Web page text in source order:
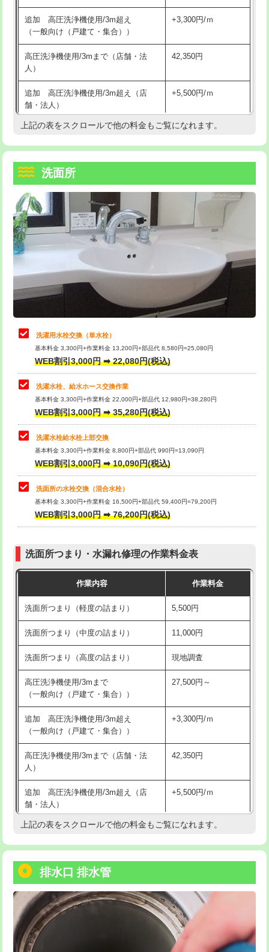
マス交換（深さ50㎝以上） 66,000円
コンクリート斫り（厚さ10㎝まで） 27,500円
コンクリート斫り（厚さ10㎝超え）
モルタル補修（厚さ10㎝まで）
モルタル補修（厚さ10㎝超え） 38,500円
洗面台設置 38,500円
追加人工
廃棄・処分 現場見積
※給水管工事は20mmまでの価格です。
持込商品取付（混合水栓） 16,500円
給水管工事※（ホール加工)
給水管工事※（バンド止め) 3,300円
給水管工事※（支持金具設置) 5,500円
給水管工事※（保温材使用（バンド止
め込み）)
5,500円
給水管工事※（土の掘削・埋め戻し作
業)
11,000円
給水管工事※（塩ビ管（VP・HI）使
用/3ｍまで)
33,000円
給水管工事※（塩ビ管（VP・HI）使
用（追加）/3ｍ超え)
給水管工事※（ライニング鋼管・銅
管・ポリ管・HT管使用/3ｍまで)
44,000円
給水管工事※（ライニング鋼管・銅
管・ポリ管・HT管使用/3ｍ超え)
排水管工事（土の掘削・埋め戻し作
業）
排水管工事（排水管工事/3ｍまで） 55,000円
排水管工事（追加 排水管工事/3ｍ超
え）
マス交換（土の掘削・埋め戻し作業）
マス交換（深さ50㎝未満）
マス交換（深さ50㎝以上）
モルタル補修（厚さ10㎝まで） 27,500円
モルタル補修（厚さ10㎝超え） 38,500円
洗面台設置 38,500円
バスタブ設置 現場見積
追加人工 16,500円
廃棄・処分
※給水管工事は20mmまでの価格です。
追加 高圧洗浄機使用/3m超え
（一般向け（戸建て・集合））
+3,300円/ｍ
高圧洗浄機使用/3mまで（店舗・法
人）
42,350円
追加 高圧洗浄機使用/3m超え（店
舗・法人）
+5,500円/ｍ
高度高圧洗浄換 現地調査
トーラー機使用/3mまで
追加トーラー機使用/3m超え +3,300円
カメラ調査 33,000円
桝清掃
止水・漏水調査・防水処理・清掃・修
理・調整・分解・加工など（軽作業）
11,000円
止水・漏水調査・防水処理・清掃・修
理・調整・分解・加工など（中作業）
22,000円
止水・漏水調査・防水処理・清掃・修
理・調整・分解・加工など（重作業）
33,000円
キッチンタンク脱着
その他部品の脱着
交換・取付（タンク）
交換・取付(単水栓（壁付・デッキ
式）)
交換・取付(混合水栓（壁付・デッキ
式・ワンホール）)
16,500円+材料費
（P/S/ポップアップ））
交換・取付（その他部品） 11,000円+材料費
持込商品取付（単水栓） 13,200円
持込商品取付（混合水栓） 16,500円
持込商品取付（浄水器・分岐水栓） 16,500円
給水管工事※（ホール加工) 16,500円
給水管工事※（バンド止め)
給水管工事※（支持金具設置) 5,500円
給水管工事※（保温材使用（バンド止
め込み）)
5,500円
給水管工事※（土の掘削・埋め戻し作
業)
11,000円
給水管工事※（塩ビ管（VP・HI）使
用/3ｍまで)
用（追加）/3ｍ超え)
給水管工事※（ライニング鋼管・銅
管・ポリ管・HT管使用/3ｍまで)
44,000円
給水管工事※（ライニング鋼管・銅
管・ポリ管・HT管使用/3ｍ超え)
+8,800円
上記の表をスクロールで他の料金もご覧になれます。
洗面所
洗濯用水栓交換（単水栓）
基本料金 3,300円+作業料金 13,200円+部品代 8,580円=25,080円
WEB割引3,000円 ➡ 22,080円(税込)
洗濯水栓、給水ホース交換作業
基本料金 3,300円+作業料金 22,000円+部品代 12,980円=38,280円
WEB割引3,000円 ➡ 35,280円(税込)
洗濯水栓給水栓上部交換
基本料金 3,300円+作業料金 8,800円+部品代 990円=13,090円
WEB割引3,000円 ➡ 10,090円(税込)
洗面所の水栓交換（混合水栓）
基本料金 3,300円+作業料金 16,500円+部品代 59,400円=79,200円
WEB割引3,000円 ➡ 76,200円(税込)
洗面所つまり・水漏れ修理の作業料金表
作業内容 作業料金
洗面所つまり（軽度の詰まり） 5,500円
洗面所つまり（中度の詰まり） 11,000円
洗面所つまり（高度の詰まり） 現地調査
高圧洗浄機使用/3mまで
（一般向け（戸建て・集合））
27,500円～
追加 高圧洗浄機使用/3m超え
（一般向け（戸建て・集合））
+3,300円/ｍ
高圧洗浄機使用/3mまで（店舗・法
人）
42,350円
追加 高圧洗浄機使用/3m超え（店
舗・法人）
+5,500円/ｍ
高度高圧洗浄換 現地調査
トーラー機使用/3mまで
追加トーラー機使用/3m超え +3,300円
カメラ調査 33,000円
上記の表をスクロールで他の料金もご覧になれます。
排水口 排水管